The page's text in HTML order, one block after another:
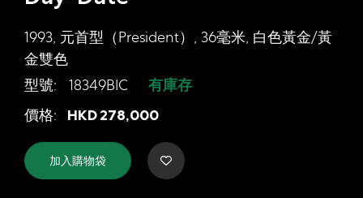
註冊
會員尊享
简体中文
1993, 元首型（President）, 36毫米, 白色黃金/黃
金雙色
型號:
18349BIC 有庫存
勞力士中古錶認證 Day-Date,
價格: HKD278,000
加入購物袋